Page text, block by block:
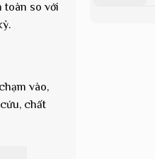
toàn so với
vào,
chất